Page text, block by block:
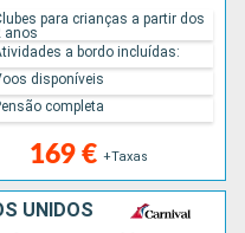
169 € +Taxas
para crianças a partir dos
anos
a bordo incluídas:
disponíveis
completa
UNIDOS